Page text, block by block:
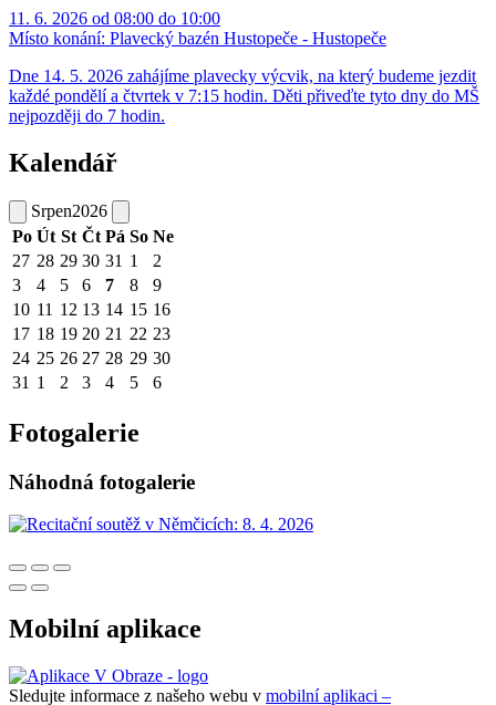
11. 6. 2026 od 08:00 do 10:00
Místo konání: Plavecký bazén Hustopeče - Hustopeče
Dne 14. 5. 2026 zahájíme plavecky výcvik, na který budeme jezdit
každé pondělí a čtvrtek v 7:15 hodin. Děti přiveďte tyto dny do MŠ
nejpozději do 7 hodin.
Kalendář
Srpen2026
Po Út St Čt Pá So Ne
27 28 29 30 31 1
2
3
4 5 6 7 8
9
10 11 12 13 14 15 16
17 18 19 20 21 22 23
24 25 26 27 28 29 30
31 1 2 3 4 5 6
Fotogalerie
Náhodná fotogalerie
Mobilní aplikace
Sledujte informace z našeho webu v mobilní aplikaci –